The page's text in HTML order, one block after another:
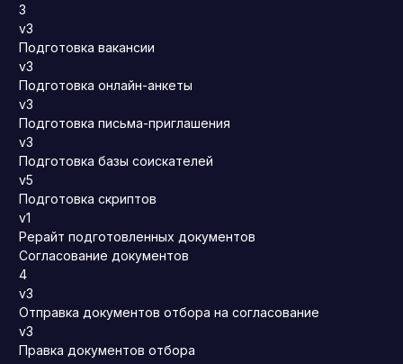
3
v3
Подготовка вакансии
v3
Подготовка онлайн-анкеты
v3
Подготовка письма-приглашения
v3
Подготовка базы соискателей
v5
Подготовка скриптов
v1
Рерайт подготовленных документов
Согласование документов
4
v3
Отправка документов отбора на согласование
v3
Правка документов отбора